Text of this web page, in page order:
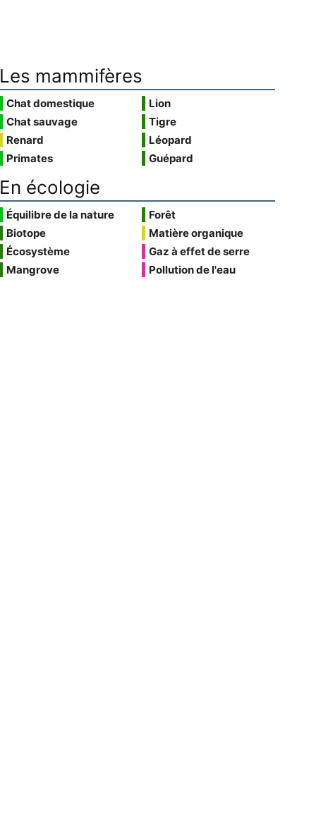
Les mammifères
Chat domestique
Chat sauvage
Renard
Primates
Lion
Tigre
Léopard
Guépard
En écologie
Équilibre de la nature
Biotope
Écosystème
Mangrove
Forêt
Matière organique
Gaz à effet de serre
Pollution de l'eau